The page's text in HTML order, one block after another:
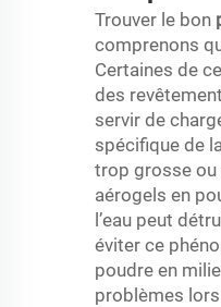
Trouver le bon
comprenons
Certaines de
des
servir de
spécifique de
trop grosse ou
aérogels en
l’eau peut
éviter ce
poudre en
problèmes